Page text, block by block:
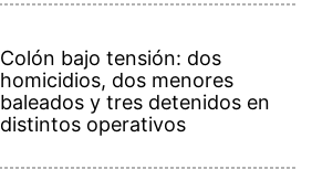
Colón bajo tensión: dos
homicidios, dos menores
baleados y tres detenidos en
distintos operativos